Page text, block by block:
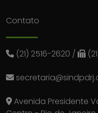
Contato
(21) 2516-2620 /
Avenida Presidente